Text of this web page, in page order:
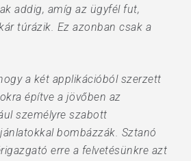
addig, amíg az ügyfél fut,
túrázik. Ez azonban csak a
a két applikációból szerzett
építve a jövőben az
személyre szabott
bombázzák. Sztanó
erre a felvetésünkre azt